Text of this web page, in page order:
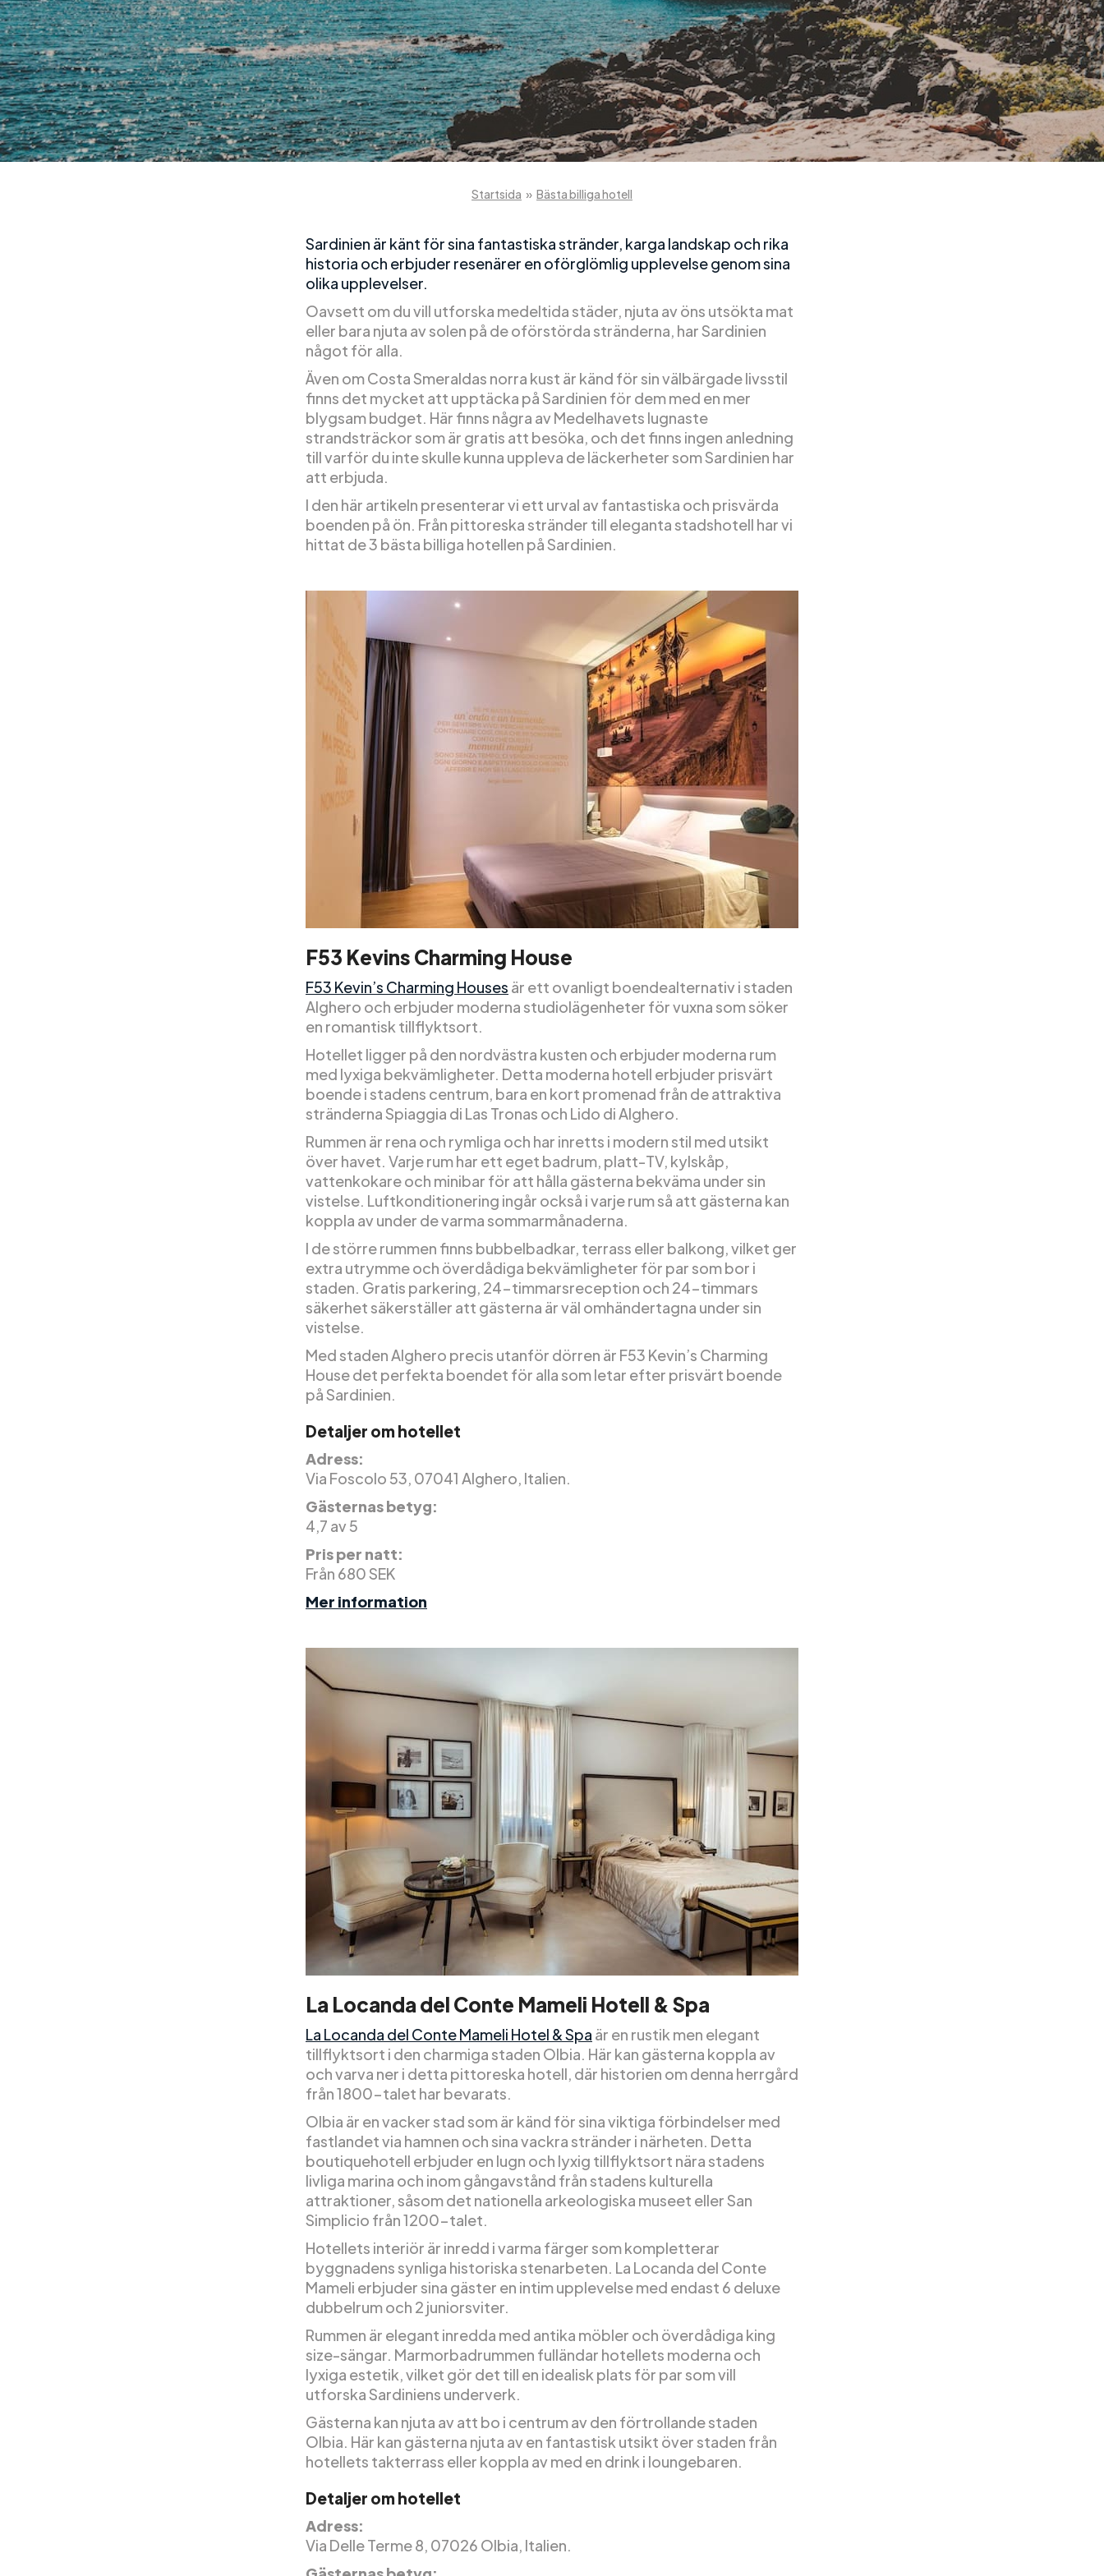
Startsida » Bästa billiga hotell
Sardinien är känt för sina fantastiska stränder, karga landskap och rika
historia och erbjuder resenärer en oförglömlig upplevelse genom sina
olika upplevelser.
Oavsett om du vill utforska medeltida städer, njuta av öns utsökta mat
eller bara njuta av solen på de oförstörda stränderna, har Sardinien
något för alla.
Även om Costa Smeraldas norra kust är känd för sin välbärgade livsstil
finns det mycket att upptäcka på Sardinien för dem med en mer
blygsam budget. Här finns några av Medelhavets lugnaste
strandsträckor som är gratis att besöka, och det finns ingen anledning
till varför du inte skulle kunna uppleva de läckerheter som Sardinien har
att erbjuda.
I den här artikeln presenterar vi ett urval av fantastiska och prisvärda
boenden på ön. Från pittoreska stränder till eleganta stadshotell har vi
hittat de 3 bästa billiga hotellen på Sardinien.
F53 Kevins Charming House
F53 Kevin’s Charming Houses är ett ovanligt boendealternativ i staden
Alghero och erbjuder moderna studiolägenheter för vuxna som söker
en romantisk tillflyktsort.
Hotellet ligger på den nordvästra kusten och erbjuder moderna rum
med lyxiga bekvämligheter. Detta moderna hotell erbjuder prisvärt
boende i stadens centrum, bara en kort promenad från de attraktiva
stränderna Spiaggia di Las Tronas och Lido di Alghero.
Rummen är rena och rymliga och har inretts i modern stil med utsikt
över havet. Varje rum har ett eget badrum, platt-TV, kylskåp,
vattenkokare och minibar för att hålla gästerna bekväma under sin
vistelse. Luftkonditionering ingår också i varje rum så att gästerna kan
koppla av under de varma sommarmånaderna.
I de större rummen finns bubbelbadkar, terrass eller balkong, vilket ger
extra utrymme och överdådiga bekvämligheter för par som bor i
staden. Gratis parkering, 24-timmarsreception och 24-timmars
säkerhet säkerställer att gästerna är väl omhändertagna under sin
vistelse.
Med staden Alghero precis utanför dörren är F53 Kevin’s Charming
House det perfekta boendet för alla som letar efter prisvärt boende
på Sardinien.
Detaljer om hotellet
Adress:
Via Foscolo 53, 07041 Alghero, Italien.
Gästernas betyg:
4,7 av 5
Pris per natt:
Från 680 SEK
Mer information
La Locanda del Conte Mameli Hotell & Spa
La Locanda del Conte Mameli Hotel & Spa är en rustik men elegant
tillflyktsort i den charmiga staden Olbia. Här kan gästerna koppla av
och varva ner i detta pittoreska hotell, där historien om denna herrgård
från 1800-talet har bevarats.
Olbia är en vacker stad som är känd för sina viktiga förbindelser med
fastlandet via hamnen och sina vackra stränder i närheten. Detta
boutiquehotell erbjuder en lugn och lyxig tillflyktsort nära stadens
livliga marina och inom gångavstånd från stadens kulturella
attraktioner, såsom det nationella arkeologiska museet eller San
Simplicio från 1200-talet.
Hotellets interiör är inredd i varma färger som kompletterar
byggnadens synliga historiska stenarbeten. La Locanda del Conte
Mameli erbjuder sina gäster en intim upplevelse med endast 6 deluxe
dubbelrum och 2 juniorsviter.
Rummen är elegant inredda med antika möbler och överdådiga king
size-sängar. Marmorbadrummen fulländar hotellets moderna och
lyxiga estetik, vilket gör det till en idealisk plats för par som vill
utforska Sardiniens underverk.
Gästerna kan njuta av att bo i centrum av den förtrollande staden
Olbia. Här kan gästerna njuta av en fantastisk utsikt över staden från
hotellets takterrass eller koppla av med en drink i loungebaren.
Detaljer om hotellet
Adress:
Via Delle Terme 8, 07026 Olbia, Italien.